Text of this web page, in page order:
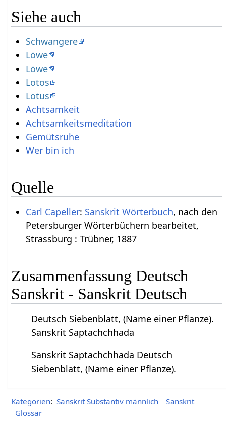
Siehe auch
Schwangere
Löwe
Löwe
Lotos
Lotus
Achtsamkeit
Achtsamkeitsmeditation
Gemütsruhe
Wer bin ich
Quelle
Carl Capeller: Sanskrit Wörterbuch, nach den
Petersburger Wörterbüchern bearbeitet,
Strassburg : Trübner, 1887
Zusammenfassung Deutsch
Sanskrit - Sanskrit Deutsch
Deutsch Siebenblatt, (Name einer Pflanze).
Sanskrit Saptachchhada
Sanskrit Saptachchhada Deutsch
Siebenblatt, (Name einer Pflanze).
Kategorien: Sanskrit Substantiv männlich
Sanskrit
Glossar